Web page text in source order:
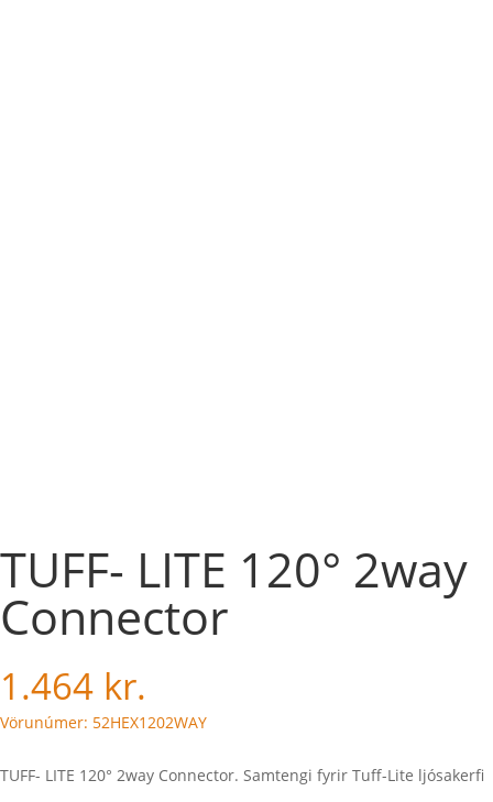
TUFF- LITE 120° 2way
Connector
1.464 kr.
Vörunúmer: 52HEX1202WAY
TUFF- LITE 120° 2way Connector. Samtengi fyrir Tuff-Lite ljósakerfi